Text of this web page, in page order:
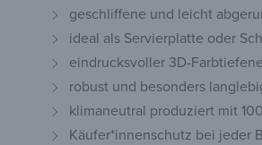
geschliffene und leicht
ideal als Servierplatte oder
eindrucksvoller 3D-
robust und besonders
klimaneutral produziert mit
Käufer*innenschutz bei jeder